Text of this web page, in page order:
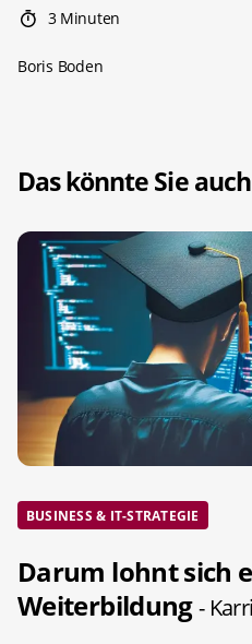
3 Minuten
Boris Boden
Das könnte Sie
BUSINESS & IT-STRATEGIE
Darum lohnt sich
Weiterbildung-